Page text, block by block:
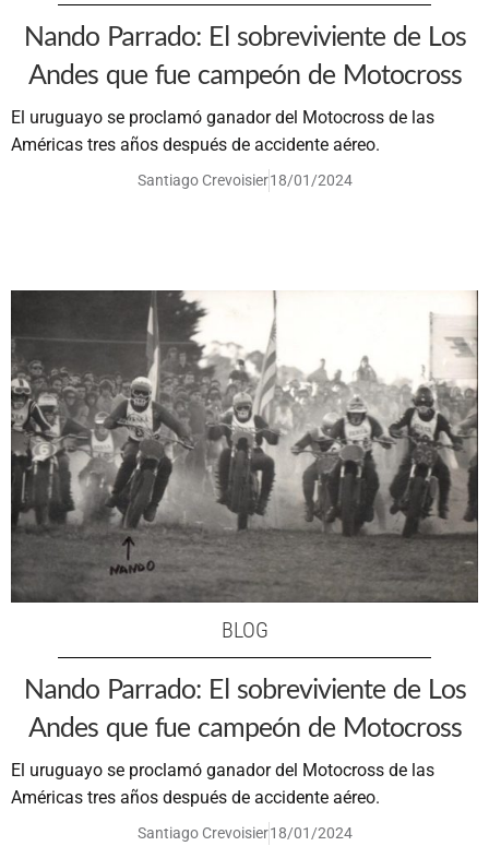
Nando Parrado: El sobreviviente de Los
Andes que fue campeón de Motocross
El uruguayo se proclamó ganador del Motocross de las
Américas tres años después de accidente aéreo.
Santiago Crevoisier18/01/2024
BLOG
Nando Parrado: El sobreviviente de Los
Andes que fue campeón de Motocross
El uruguayo se proclamó ganador del Motocross de las
Américas tres años después de accidente aéreo.
Santiago Crevoisier18/01/2024